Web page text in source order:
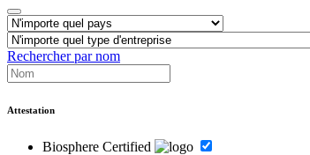
Rechercher par nom
Attestation
Biosphere Certified